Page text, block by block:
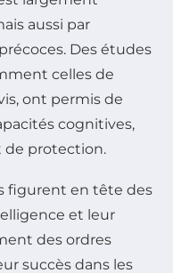
aussi par
Des études
celles de
ont permis de
cognitives,
de protection.
figurent en tête des
et leur
des ordres
succès dans les